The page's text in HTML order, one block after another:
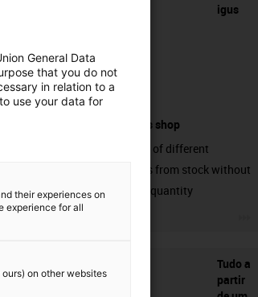
igus
connectors shop
big variaty of different
connectors from stock without
min. order quantity
Tudo a
partir
General Data
that you do not
in relation to a
use your data for
their experiences on
experience for all
on other websites